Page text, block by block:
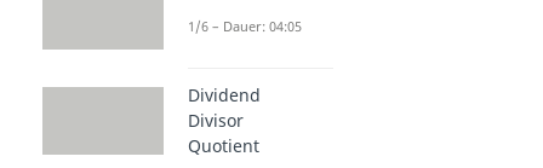
1/6 – Dauer: 04:05
Dividend
Divisor
Quotient